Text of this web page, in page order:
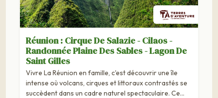
Réunion : Cirque De Salazie - Cilaos -
Randonnée Plaine Des Sables - Lagon De
Saint Gilles
Vivre La Réunion en famille, c'est découvrir une île
intense où volcans, cirques et littoraux contrastés se
succèdent dans un cadre naturel spectaculaire. Ce